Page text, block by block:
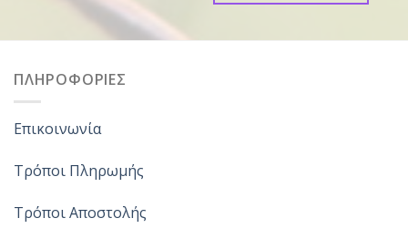
ΠΛΗΡΟΦΟΡΙΕΣ
Επικοινωνία
Τρόποι Πληρωμής
Τρόποι Αποστολής